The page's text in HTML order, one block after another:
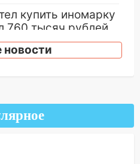
купить иномарку
760 тысяч рублей
районе
и Chevrolet:
суд вынес
новости